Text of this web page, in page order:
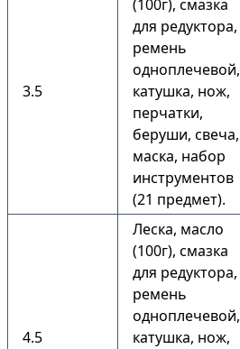
3.5
(100г), смазка
для редуктора,
ремень
одноплечевой,
катушка, нож,
перчатки,
беруши, свеча,
маска, набор
инструментов
(21 предмет).
4.5
Леска, масло
(100г), смазка
для редуктора,
ремень
одноплечевой,
катушка, нож,